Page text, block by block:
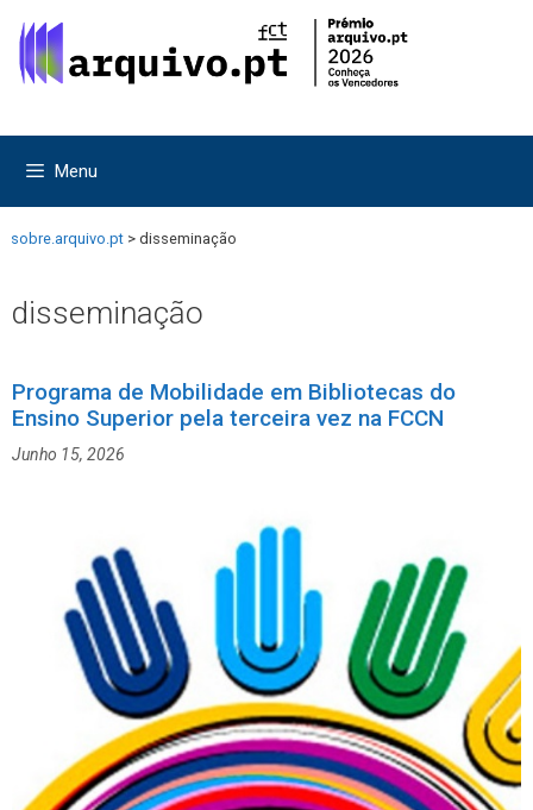
para
para
Menu
sobre.arquivo.pt > disseminação
disseminação
Programa de Mobilidade em Bibliotecas do
Ensino Superior pela terceira vez na FCCN
Junho 15, 2026